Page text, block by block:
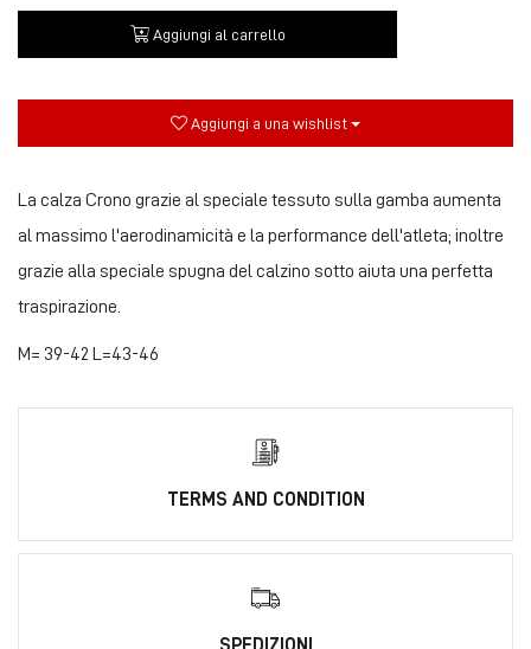
Aggiungi al carrello
Aggiungi a una wishlist
La calza Crono grazie al speciale tessuto sulla gamba aumenta
al massimo l'aerodinamicità e la performance dell'atleta; inoltre
grazie alla speciale spugna del calzino sotto aiuta una perfetta
traspirazione.
M= 39-42 L=43-46
TERMS AND CONDITION
SPEDIZIONI